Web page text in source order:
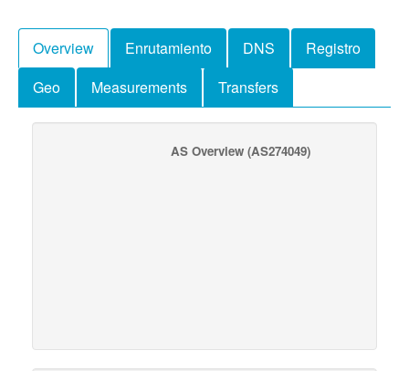
Overview Enrutamiento DNS
Registro
Geo
Measurements Transfers
AS Overview (AS274049)